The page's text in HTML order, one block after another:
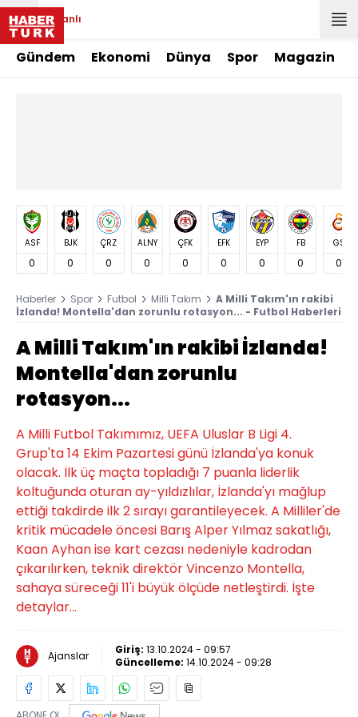
Canlı
Gündem Ekonomi Dünya Spor Magazin
ASF
0
BJK
0
ÇRZ
0
ALNY
0
ÇFK
0
EFK
0
EYP
0
FB
0
GS
0
Haberler Spor Futbol Milli Takım
A Milli Takım'ın rakibi
İzlanda! Montella'dan zorunlu rotasyon... - Futbol Haberleri
A Milli Takım'ın rakibi İzlanda!
Montella'dan zorunlu
rotasyon...
A Milli Futbol Takımımız, UEFA Uluslar B Ligi 4.
Grup'ta 14 Ekim Pazartesi günü İzlanda'ya konuk
olacak. İlk üç maçta topladığı 7 puanla liderlik
koltuğunda oturan ay-yıldızlılar, İzlanda'yı mağlup
ettiği takdirde ilk 2 sırayı garantileyecek. A Milliler'de
kritik mücadele öncesi Barış Alper Yılmaz sakatlığı,
Kaan Ayhan ise kart cezası nedeniyle kadrodan
çıkarılırken, teknik direktör Vincenzo Montella,
sahaya süreceği 11'i büyük ölçüde netleştirdi. İşte
detaylar...
Ajanslar Giriş: 13.10.2024 - 09:57
Güncelleme: 14.10.2024 - 09:28